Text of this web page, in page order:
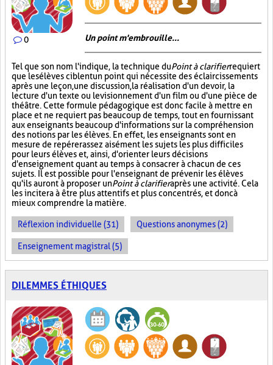
0 Un point m'embrouille...
Tel que son nom l'indique, la technique duPoint à clarifierrequiert
que les élèves ciblent un point qui nécessite des éclaircissements
après une leçon, une discussion, la réalisation d'un devoir, la
lecture d'un texte ou le visionnement d'un film ou d'une pièce de
théâtre. Cette formule pédagogique est donc facile à mettre en
place et ne requiert pas beaucoup de temps, tout en fournissant
aux enseignants beaucoup d'informations sur la compréhension
des notions par les élèves. En effet, les enseignants sont en
mesure de repérer assez aisément les sujets les plus difficiles
pour leurs élèves et, ainsi, d'orienter leurs décisions
d'enseignement quant au temps à consacrer à chacun de ces
sujets. Il est possible pour l'enseignant de prévenir les élèves
qu'ils auront à proposer unPoint à clarifieraprès une activité. Cela
les incitera à être plus attentifs et plus concentrés, et donc à
mieux comprendre la matière.
Réflexion individuelle (31) Questions anonymes (2)
Enseignement magistral (5)
DILEMMES ÉTHIQUES